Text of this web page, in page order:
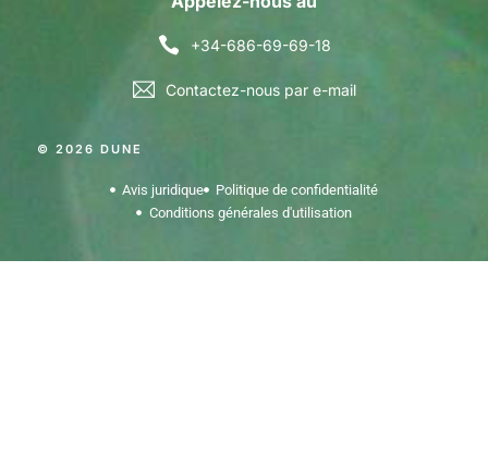
+34-686-69-69-18
Contactez-nous par e-mail
© 2026 DUNE
Avis juridique
Politique de confidentialité
Conditions générales d'utilisation